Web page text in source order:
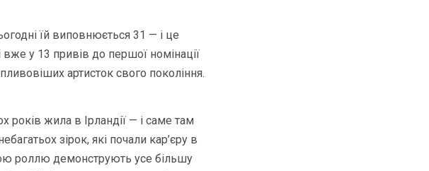
їй виповнюється 31 — і це
у 13 привів до першої номінації
артисток свого покоління.
жила в Ірландії — і саме там
зірок, які почали кар’єру в
роллю демонструють усе більшу